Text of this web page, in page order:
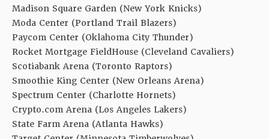
Madison Square Garden (New York Knicks)
Moda Center (Portland Trail Blazers)
Paycom Center (Oklahoma City Thunder)
Rocket Mortgage FieldHouse (Cleveland Cavaliers)
Scotiabank Arena (Toronto Raptors)
Smoothie King Center (New Orleans Arena)
Spectrum Center (Charlotte Hornets)
Crypto.com Arena (Los Angeles Lakers)
State Farm Arena (Atlanta Hawks)